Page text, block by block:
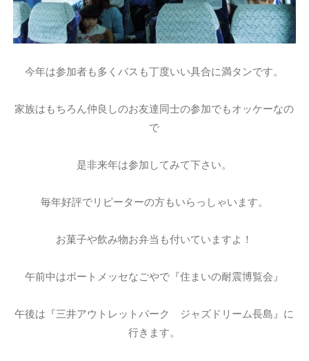
今年は参加者も多くバスも丁度いい具合に満タンです。
家族はもちろん仲良しのお友達同士の参加でもオッケーなの
で
是非来年は参加してみて下さい。
毎年好評でリピーターの方もいらっしゃいます。
お菓子や飲み物お弁当も付いていますよ！
午前中はポートメッセなごやで『住まいの耐震博覧会』
午後は『三井アウトレットパーク ジャズドリーム長島』に
行きます。